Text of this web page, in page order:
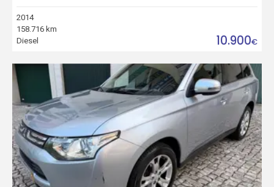
2014
158.716 km
Diesel
10.900€